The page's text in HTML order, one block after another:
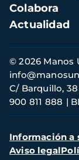
Colabora
Actualidad
Información
de
contacto
© 2026 Manos
C/ Barquillo,
900 811 888
Menú
secundario
Información a
Aviso legal